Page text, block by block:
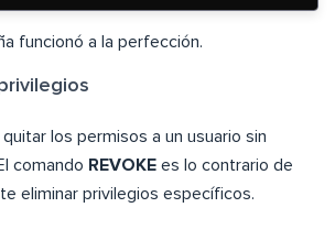
funcionó a la perfección.
los permisos a un usuario sin
comando REVOKE es lo contrario de
eliminar privilegios específicos.